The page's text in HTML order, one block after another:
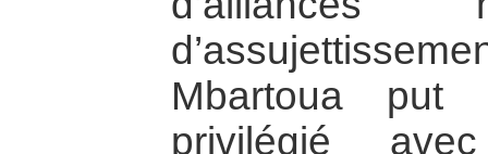
Mbartoua put
privilégié